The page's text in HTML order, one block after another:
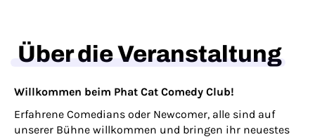
Über die Veranstaltung
Willkommen beim Phat Cat Comedy Club!
Erfahrene Comedians oder Newcomer, alle sind auf
unserer Bühne willkommen und bringen ihr neuestes